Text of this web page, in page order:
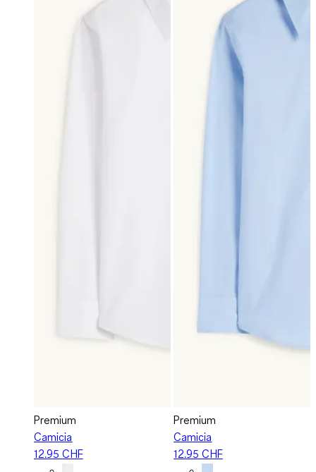
Premium
Camicia
12.95 CHF
Premium
Camicia
12.95 CHF